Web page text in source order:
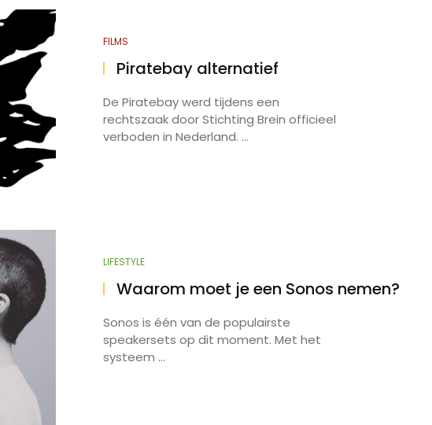
FILMS
Piratebay alternatief
De Piratebay werd tijdens een
rechtszaak door Stichting Brein officieel
verboden in Nederland. ...
LIFESTYLE
Waarom moet je een Sonos nemen?
Sonos is één van de populairste
speakersets op dit moment. Met het
systeem ...